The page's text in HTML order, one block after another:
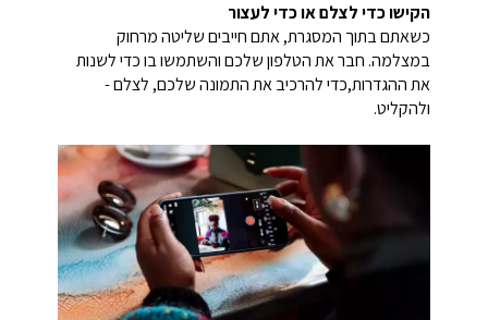
הקישו כדי לצלם או כדי לעצור
כשאתם בתוך המסגרת, אתם חייבים שליטה מרחוק
במצלמה. חבר את הטלפון שלכם והשתמשו בו כדי לשנות
את ההגדרות,כדי להרכיב את התמונה שלכם, לצלם -
ולהקליט.